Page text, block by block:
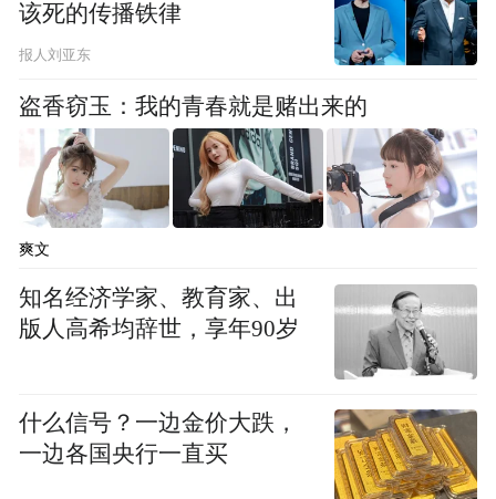
该死的传播铁律
报人刘亚东
盗香窃玉：我的青春就是赌出来的
爽文
知名经济学家、教育家、出
版人高希均辞世，享年90岁
什么信号？一边金价大跌，
一边各国央行一直买